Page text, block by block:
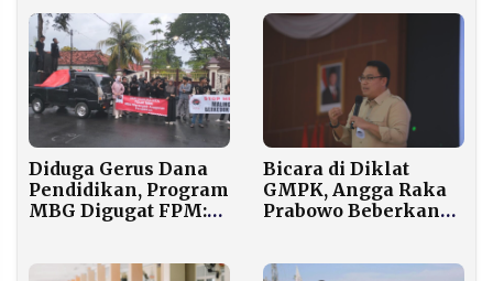
Perlawanan
Diduga Gerus Dana
Pendidikan, Program
MBG Digugat FPM:
Bicara di Diklat
GMPK, Angga Raka
Prabowo Beberkan